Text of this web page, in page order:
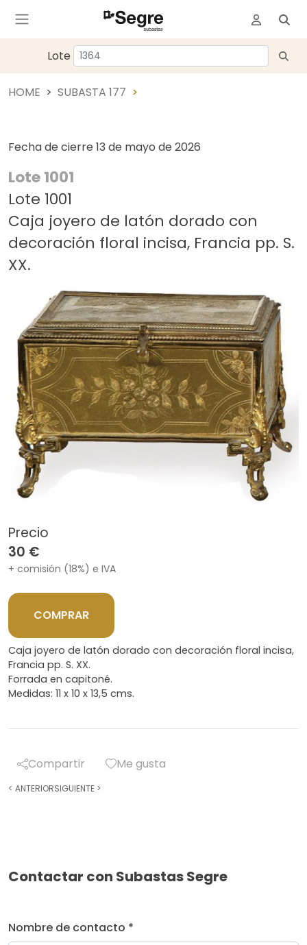
Lote
HOME SUBASTA 177
Fecha de cierre 13 de mayo de 2026
Lote 1001
Lote 1001
Caja joyero de latón dorado con
decoración floral incisa, Francia pp. S.
XX.
Precio
30 €
+ comisión (18%) e IVA
COMPRAR
Caja joyero de latón dorado con decoración floral incisa,
Francia pp. S. XX.
Forrada en capitoné.
Medidas: 11 x 10 x 13,5 cms.
Compartir Me gusta
< ANTERIORSIGUIENTE >
Contactar con Subastas Segre
Nombre de contacto *